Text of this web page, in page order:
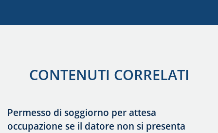
CONTENUTI CORRELATI
Permesso di soggiorno per attesa
occupazione se il datore non si presenta